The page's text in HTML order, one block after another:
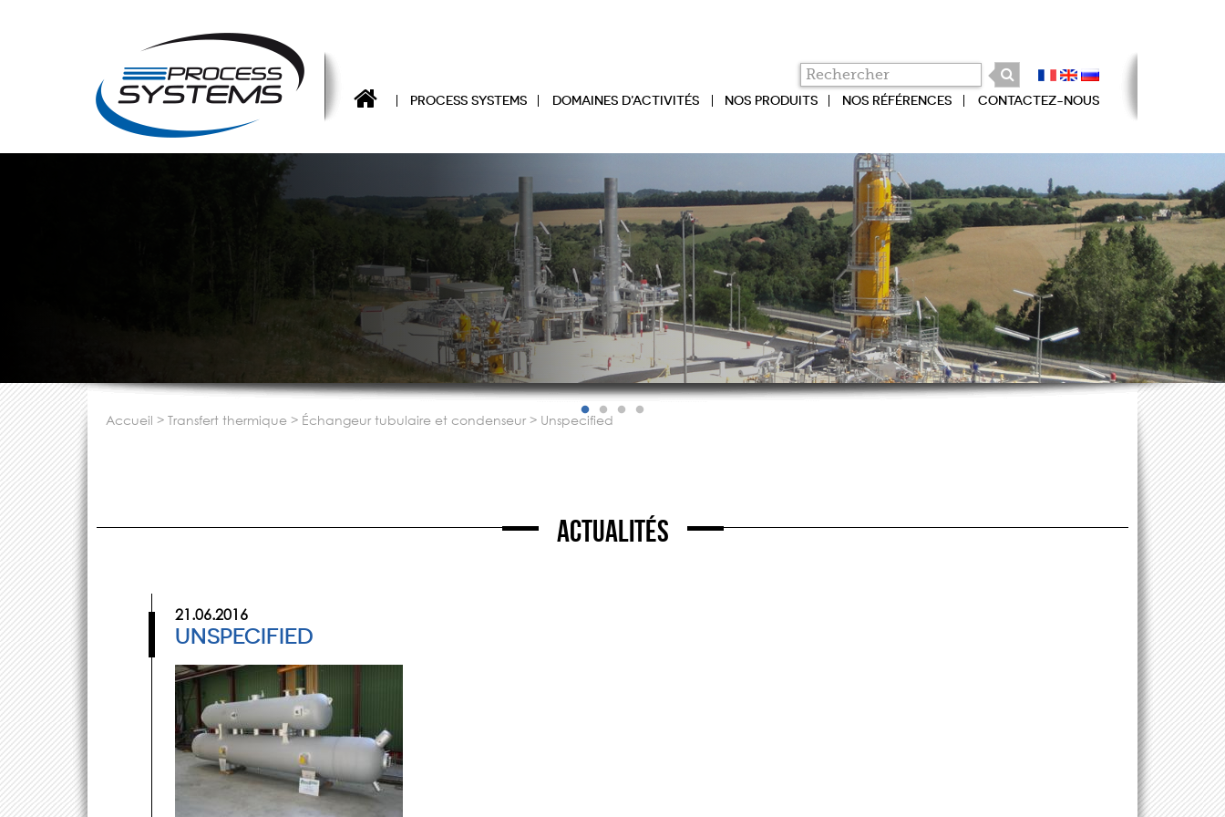
PROCESS SYSTEMS DOMAINES D’ACTIVITÉS NOS PRODUITS NOS RÉFÉRENCES CONTACTEZ-NOUS
accueil > transfert thermique > échangeur tubulaire et condenseur > unspecified
Actualités
21.06.2016
UNSPECIFIED